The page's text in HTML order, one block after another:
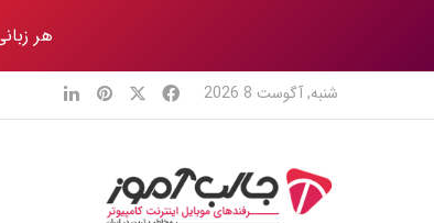
هر زبانی
شنبه, آگوست 8 2026 فیس بوک‫پین‌ترست
لینکدین